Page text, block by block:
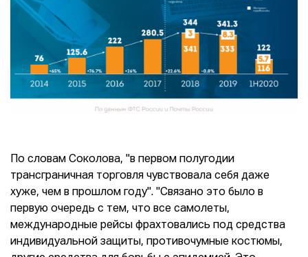
По словам Соколова, "в первом полугодии
трансграничная торговля чувствовала себя даже
хуже, чем в прошлом году". "Связано это было в
первую очередь с тем, что все самолеты,
международные рейсы фрахтовались под средства
индивидуальной защиты, противочумные костюмы,